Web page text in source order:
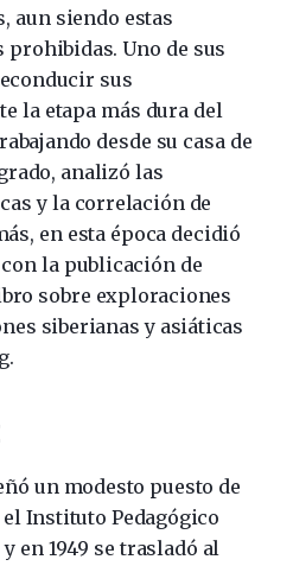
aun siendo estas
Uno de sus
sus
la etapa más dura del
desde su casa de
analizó las
y la correlación de
en esta época decidió
la publicación de
sobre exploraciones
siberianas y asiáticas
un modesto puesto de
Instituto Pedagógico
en 1949 se trasladó al